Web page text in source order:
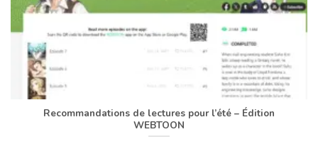
Recommandations de lectures pour l’été – Édition
WEBTOON